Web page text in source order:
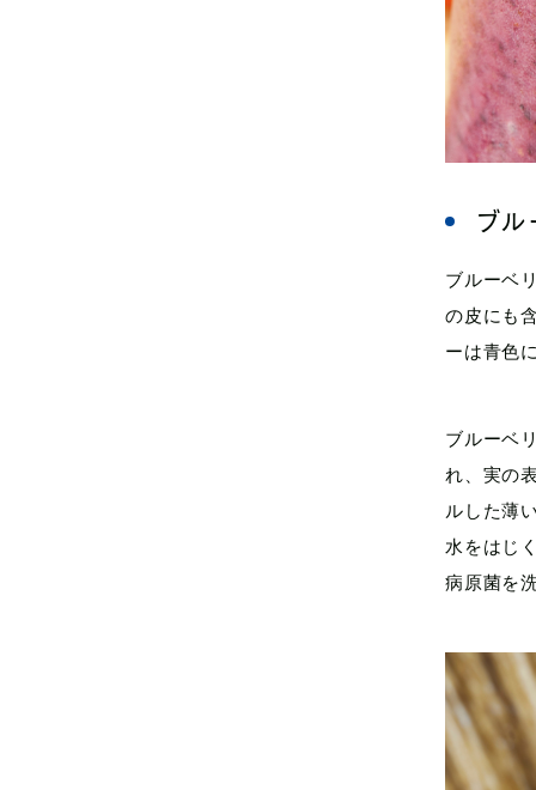
ブ
ブルーベ
の皮にも
ーは青色
ブルーベ
れ、実の
ルした薄
水をはじ
病原菌を